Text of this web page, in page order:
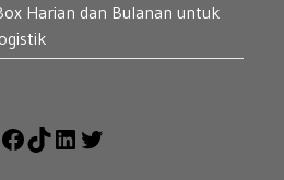
Harian dan Bulanan untuk